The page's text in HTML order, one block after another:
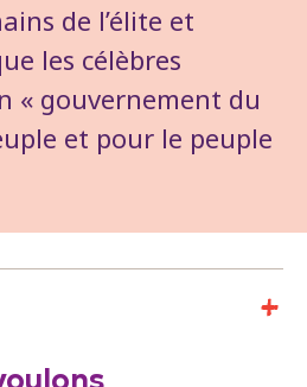
de l’élite et
les célèbres
« gouvernement du
et pour le peuple